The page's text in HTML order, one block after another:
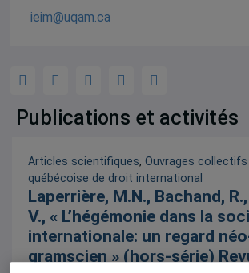
ieim@uqam.ca
Publications et activités
Articles scientifiques,Ouvrages collectifs
québécoise de droit international
Laperrière, M.N., Bachand,
V., « L’hégémonie dans la
internationale: un regard
gramscien » (hors-série)